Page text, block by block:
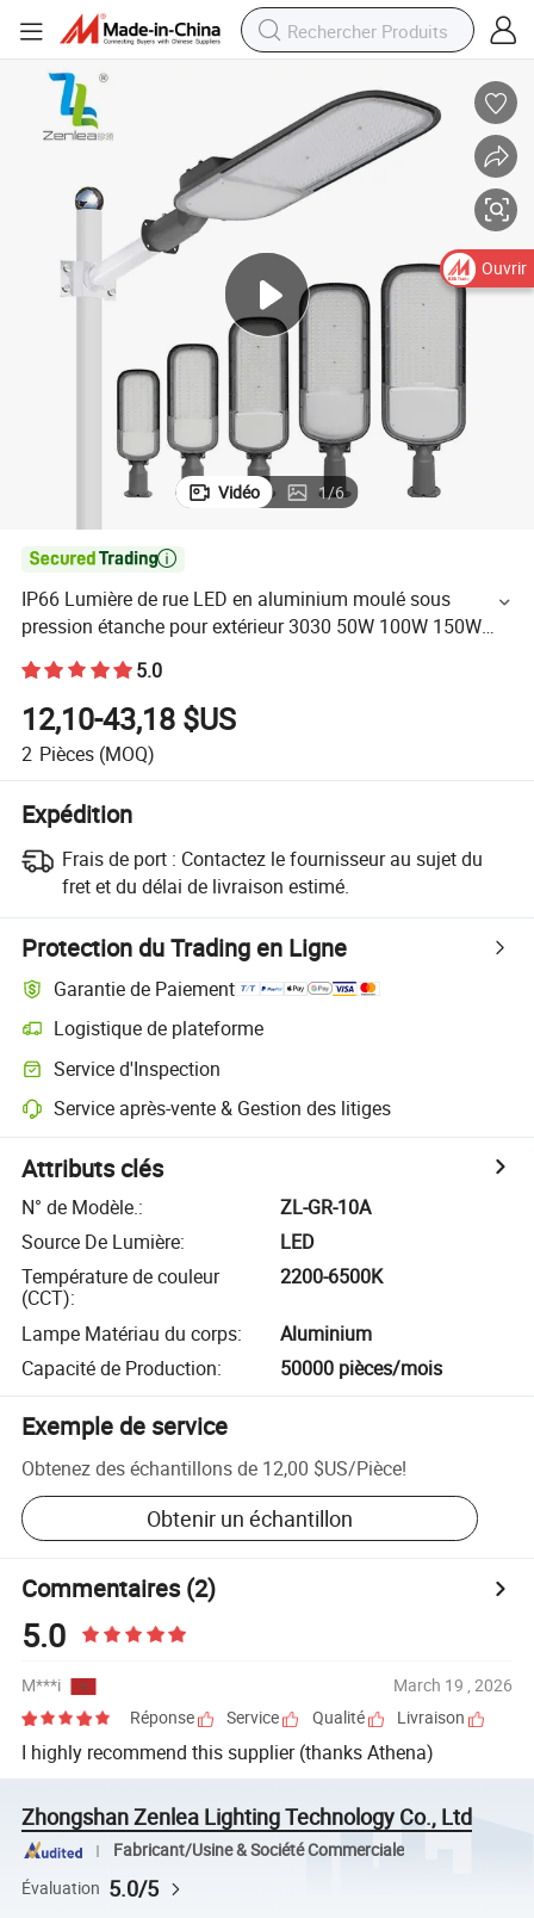
Vidéo 1/6

IP66 Lumière de rue LED en aluminium moulé sous
pression étanche pour extérieur 3030 50W 100W 150W
200W 240W
5.0
12,10-43,18 $US
2 Pièces (MOQ)
Expédition
Frais de port : Contactez le fournisseur au sujet du
fret et du délai de livraison estimé.
Protection du Trading en Ligne
Garantie de Paiement
Logistique de plateforme
Service d'Inspection
Service après-vente & Gestion des litiges
Attributs clés
N° de Modèle.:
ZL-GR-10A
Source De Lumière:
LED
Température de couleur
(CCT):
2200-6500K
Lampe Matériau du corps:
Aluminium
Capacité de Production: 50000 pièces/mois
Exemple de service
Obtenez des échantillons de 12,00 $US/Pièce!
Obtenir un échantillon
Commentaires(2)
5.0
M***i
March 19 , 2026
Réponse
Service Qualité Livraison
I highly recommend this supplier (thanks Athena)
Zhongshan Zenlea Lighting Technology Co., Ltd
Fabricant/Usine & Société Commerciale
Évaluation 5.0/5
Ouvrir